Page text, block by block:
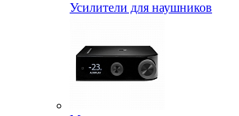
Усилители для наушников